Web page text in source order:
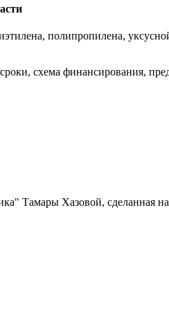
полипропилена,
схема финансирования,
Тамары Хазовой, сделанная